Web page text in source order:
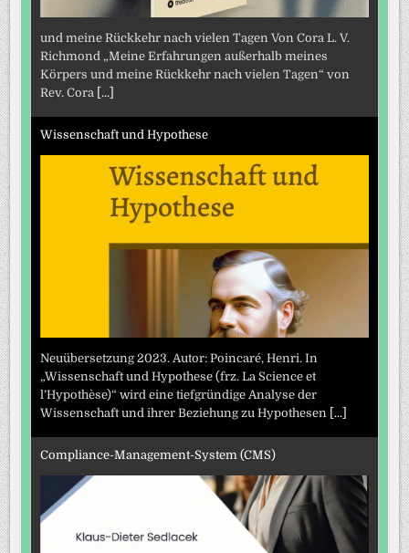
und meine Rückkehr nach vielen Tagen Von Cora L. V.
Richmond „Meine Erfahrungen außerhalb meines
Körpers und meine Rückkehr nach vielen Tagen“ von
Rev. Cora
[...]
Wissenschaft und Hypothese
Neuübersetzung 2023. Autor: Poincaré, Henri. In
„Wissenschaft und Hypothese (frz. La Science et
l’Hypothèse)“ wird eine tiefgründige Analyse der
Wissenschaft und ihrer Beziehung zu Hypothesen
[...]
Compliance-Management-System (CMS)